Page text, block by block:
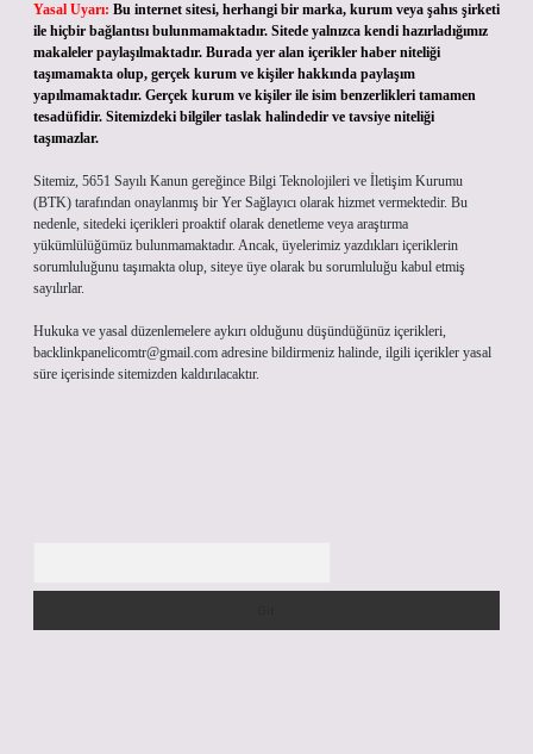
Yasal Uyarı: Bu internet sitesi, herhangi bir marka, kurum veya şahıs şirketi
ile hiçbir bağlantısı bulunmamaktadır. Sitede yalnızca kendi hazırladığımız
makaleler paylaşılmaktadır. Burada yer alan içerikler haber niteliği
taşımamakta olup, gerçek kurum ve kişiler hakkında paylaşım
yapılmamaktadır. Gerçek kurum ve kişiler ile isim benzerlikleri tamamen
tesadüfidir. Sitemizdeki bilgiler taslak halindedir ve tavsiye niteliği
taşımazlar.
Sitemiz, 5651 Sayılı Kanun gereğince Bilgi Teknolojileri ve İletişim Kurumu
(BTK) tarafından onaylanmış bir Yer Sağlayıcı olarak hizmet vermektedir. Bu
nedenle, sitedeki içerikleri proaktif olarak denetleme veya araştırma
yükümlülüğümüz bulunmamaktadır. Ancak, üyelerimiz yazdıkları içeriklerin
sorumluluğunu taşımakta olup, siteye üye olarak bu sorumluluğu kabul etmiş
sayılırlar.
Hukuka ve yasal düzenlemelere aykırı olduğunu düşündüğünüz içerikleri,
backlinkpanelicomtr@gmail.com adresine bildirmeniz halinde, ilgili içerikler yasal
süre içerisinde sitemizden kaldırılacaktır.